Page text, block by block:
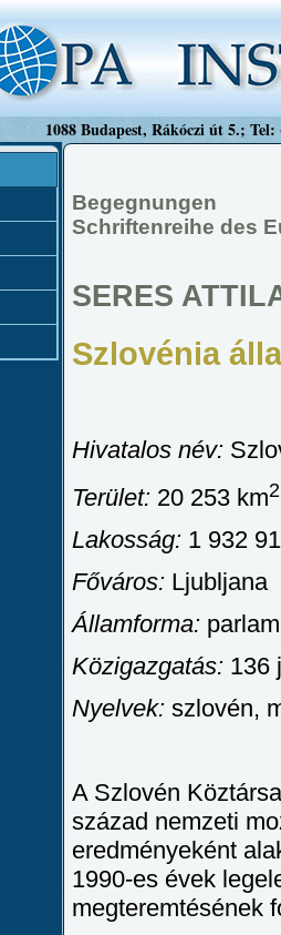
1088 Budapest, Rákóczi út 5.;
Begegnungen
Schriftenreihe des
SERES
Szlovénia
Hivatalos név:
Terület: 20 253 km2
Lakosság: 1 932
Főváros: Ljubljana
Államforma:
Közigazgatás: 136
Nyelvek: szlovén,
A Szlovén
század nemzeti
eredményeként
1990-es évek
megteremtésének